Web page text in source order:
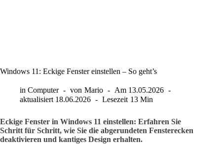
Windows 11: Eckige Fenster einstellen – So geht’s
in Computer von Mario Am 13.05.2026
aktualisiert 18.06.2026 Lesezeit 13 Min
Eckige Fenster in Windows 11 einstellen: Erfahren Sie
Schritt für Schritt, wie Sie die abgerundeten Fensterecken
deaktivieren und kantiges Design erhalten.